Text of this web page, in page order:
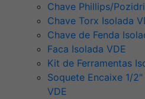
Chave Phillips/
Chave Torx Isolada
Chave de Fenda
Faca Isolada VDE
Kit de Ferramentas
Soquete Encaixe 1/
VDE